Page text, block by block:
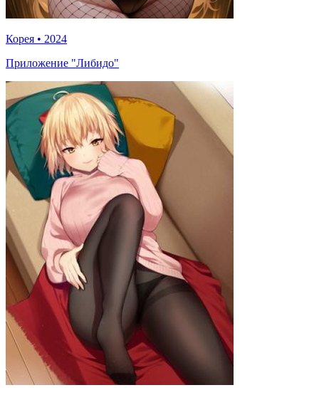
Корея • 2024
Приложение "Либидо"